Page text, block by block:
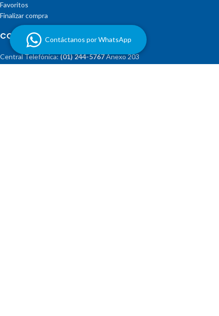
Favoritos
Finalizar compra
CONTÁCTENOS
Central Telefónica:(01) 244-5767Anexo 203
Contáctanos por WhatsApp